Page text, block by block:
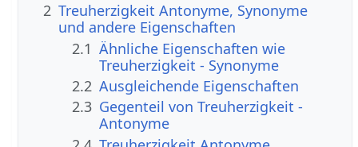
2 Treuherzigkeit Antonyme, Synonyme
und andere Eigenschaften
2.1 Ähnliche Eigenschaften wie
Treuherzigkeit - Synonyme
2.2 Ausgleichende Eigenschaften
2.3 Gegenteil von Treuherzigkeit -
Antonyme